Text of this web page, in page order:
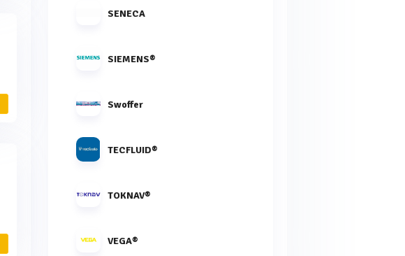
SENECA
SIEMENS®
Swoffer
TECFLUID®
TOKNAV®
VEGA®